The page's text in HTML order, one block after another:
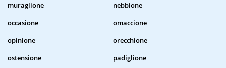
muraglione
nebbione
occasione
omaccione
opinione
orecchione
ostensione
padiglione